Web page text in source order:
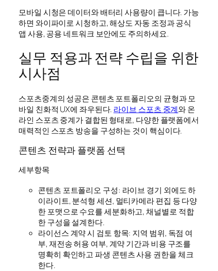
모바일 시청은 데이터와 배터리 사용량이 큽니다. 가능
하면 와이파이로 시청하고, 해상도 자동 조정과 공식
앱 사용, 공용 네트워크 보안에도 주의하세요.
실무 적용과 전략 수립을 위한
시사점
스포츠중계의 성공은 콘텐츠 포트폴리오의 균형과 모
바일 친화적 UX에 좌우된다. 라이브 스포츠 중계와 온
라인 스포츠 중계가 결합된 형태로, 다양한 플랫폼에서
매력적인 스포츠 방송을 구성하는 것이 핵심이다.
콘텐츠 전략과 플랫폼 선택
세부항목
콘텐츠 포트폴리오 구성: 라이브 경기 외에도 하
이라이트, 분석형 세션, 멀티카메라 편집 등 다양
한 포맷으로 수요를 세분화하고, 채널별로 적합
한 구성을 설계한다.
라이선스 계약 시 검토 항목: 지역 범위, 독점 여
부, 재전송 허용 여부, 계약 기간과 비용 구조를
명확히 확인하고 파생 콘텐츠 사용 권한을 체크
한다.